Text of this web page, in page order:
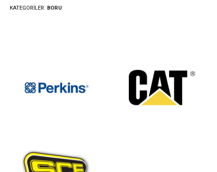
KATEGORILER: BORU